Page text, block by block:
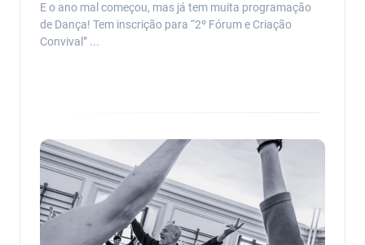
E o ano mal começou, mas já tem muita programação
de Dança! Tem inscrição para “2º Fórum e Criação
Convival” ...